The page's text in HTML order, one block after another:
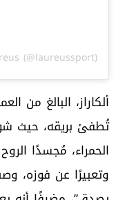
(@laureussport)
تُطفئ بريقه، حيث
الحمراء، مُجسدًا
وتعبيرًا عن فوزه،